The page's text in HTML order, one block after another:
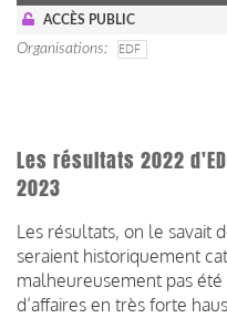
ACCÈS PUBLIC
Organisations EDF
Les résultats 2022
2023
Les résultats, on le savait
seraient historiquement
malheureusement pas
d’affaires en très forte